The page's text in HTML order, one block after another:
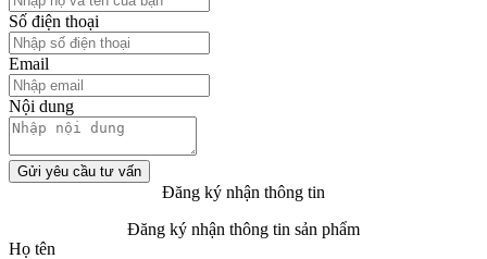
Số điện thoại
Email
Nội dung
Gửi yêu cầu tư vấn
Đăng ký nhận thông tin
Đăng ký nhận thông tin sản phẩm
Họ tên